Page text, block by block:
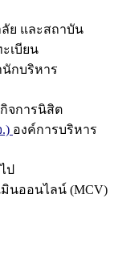
ย และสถาบัน
เบียน
นักบริหาร
จการนิสิต
องค์การบริหาร
ป
มินออนไลน์ (MCV)